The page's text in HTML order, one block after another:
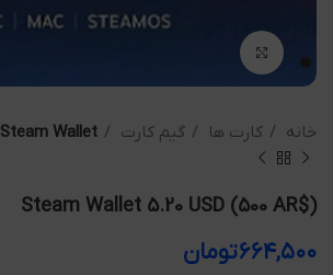
خانه کارت ها گیم کارت Steam Wallet
Steam Wallet 5.20 USD (500 AR$)
۶۶۴,۵۰۰تومان